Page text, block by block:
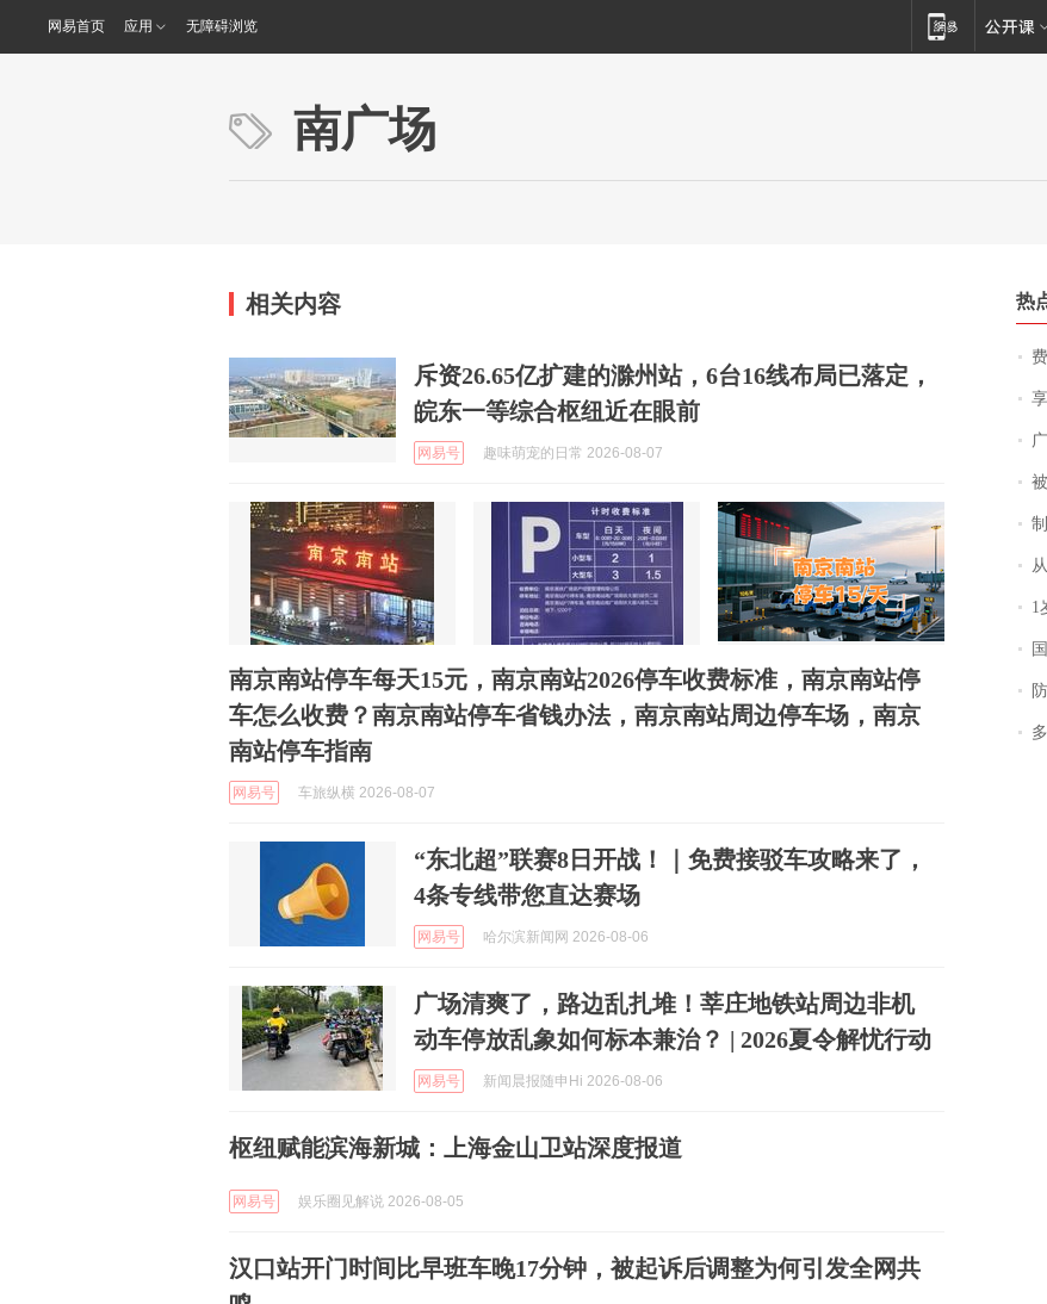
网易首页 应用 无障碍浏览
南广场
相关内容
斥资26.65亿扩建的滁州站，6台16线布局已落定，
皖东一等综合枢纽近在眼前
网易号 趣味萌宠的日常 2026-08-07
南京南站停车每天15元，南京南站2026停车收费标准，南京南站停
车怎么收费？南京南站停车省钱办法，南京南站周边停车场，南京
南站停车指南
网易号 车旅纵横 2026-08-07
“东北超”联赛8日开战！｜免费接驳车攻略来了，
4条专线带您直达赛场
网易号 哈尔滨新闻网 2026-08-06
广场清爽了，路边乱扎堆！莘庄地铁站周边非机
动车停放乱象如何标本兼治？ | 2026夏令解忧行动
网易号 新闻晨报随申Hi 2026-08-06
枢纽赋能滨海新城：上海金山卫站深度报道
网易号 娱乐圈见解说 2026-08-05
汉口站开门时间比早班车晚17分钟，被起诉后调整为何引发全网共
热
费
广
被传
从
1岁
防